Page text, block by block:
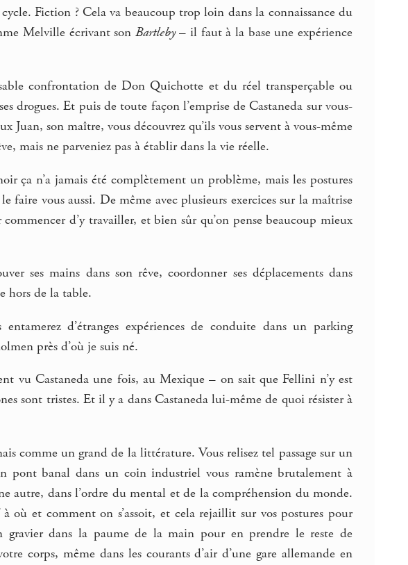
Fiction ? Cela va beaucoup trop loin dans la connaissance du
Melville écrivant son Bartleby– il faut à la base une expérience
confrontation de Don Quichotte et du réel transperçable ou
drogues. Et puis de toute façon l’emprise de Castaneda sur vous-
son maître, vous découvrez qu’ils vous servent à vous-même
mais ne parveniez pas à établir dans la vie réelle.
ça n’a jamais été complètement un problème, mais les postures
faire vous aussi. De même avec plusieurs exercices sur la maîtrise
d’y travailler, et bien sûr qu’on pense beaucoup mieux
ses mains dans son rêve, coordonner ses déplacements dans
hors de la table.
d’étranges expériences de conduite dans un parking
près d’où je suis né.
vu Castaneda une fois, au Mexique – on sait que Fellini n’y est
sont tristes. Et il y a dans Castaneda lui-même de quoi résister à
comme un grand de la littérature. Vous relisez tel passage sur un
banal dans un coin industriel vous ramène brutalement à
autre, dans l’ordre du mental et de la compréhension du monde.
où et comment on s’assoit, et cela rejaillit sur vos postures pour
dans la paume de la main pour en prendre le reste de
corps, même dans les courants d’air d’une gare allemande en